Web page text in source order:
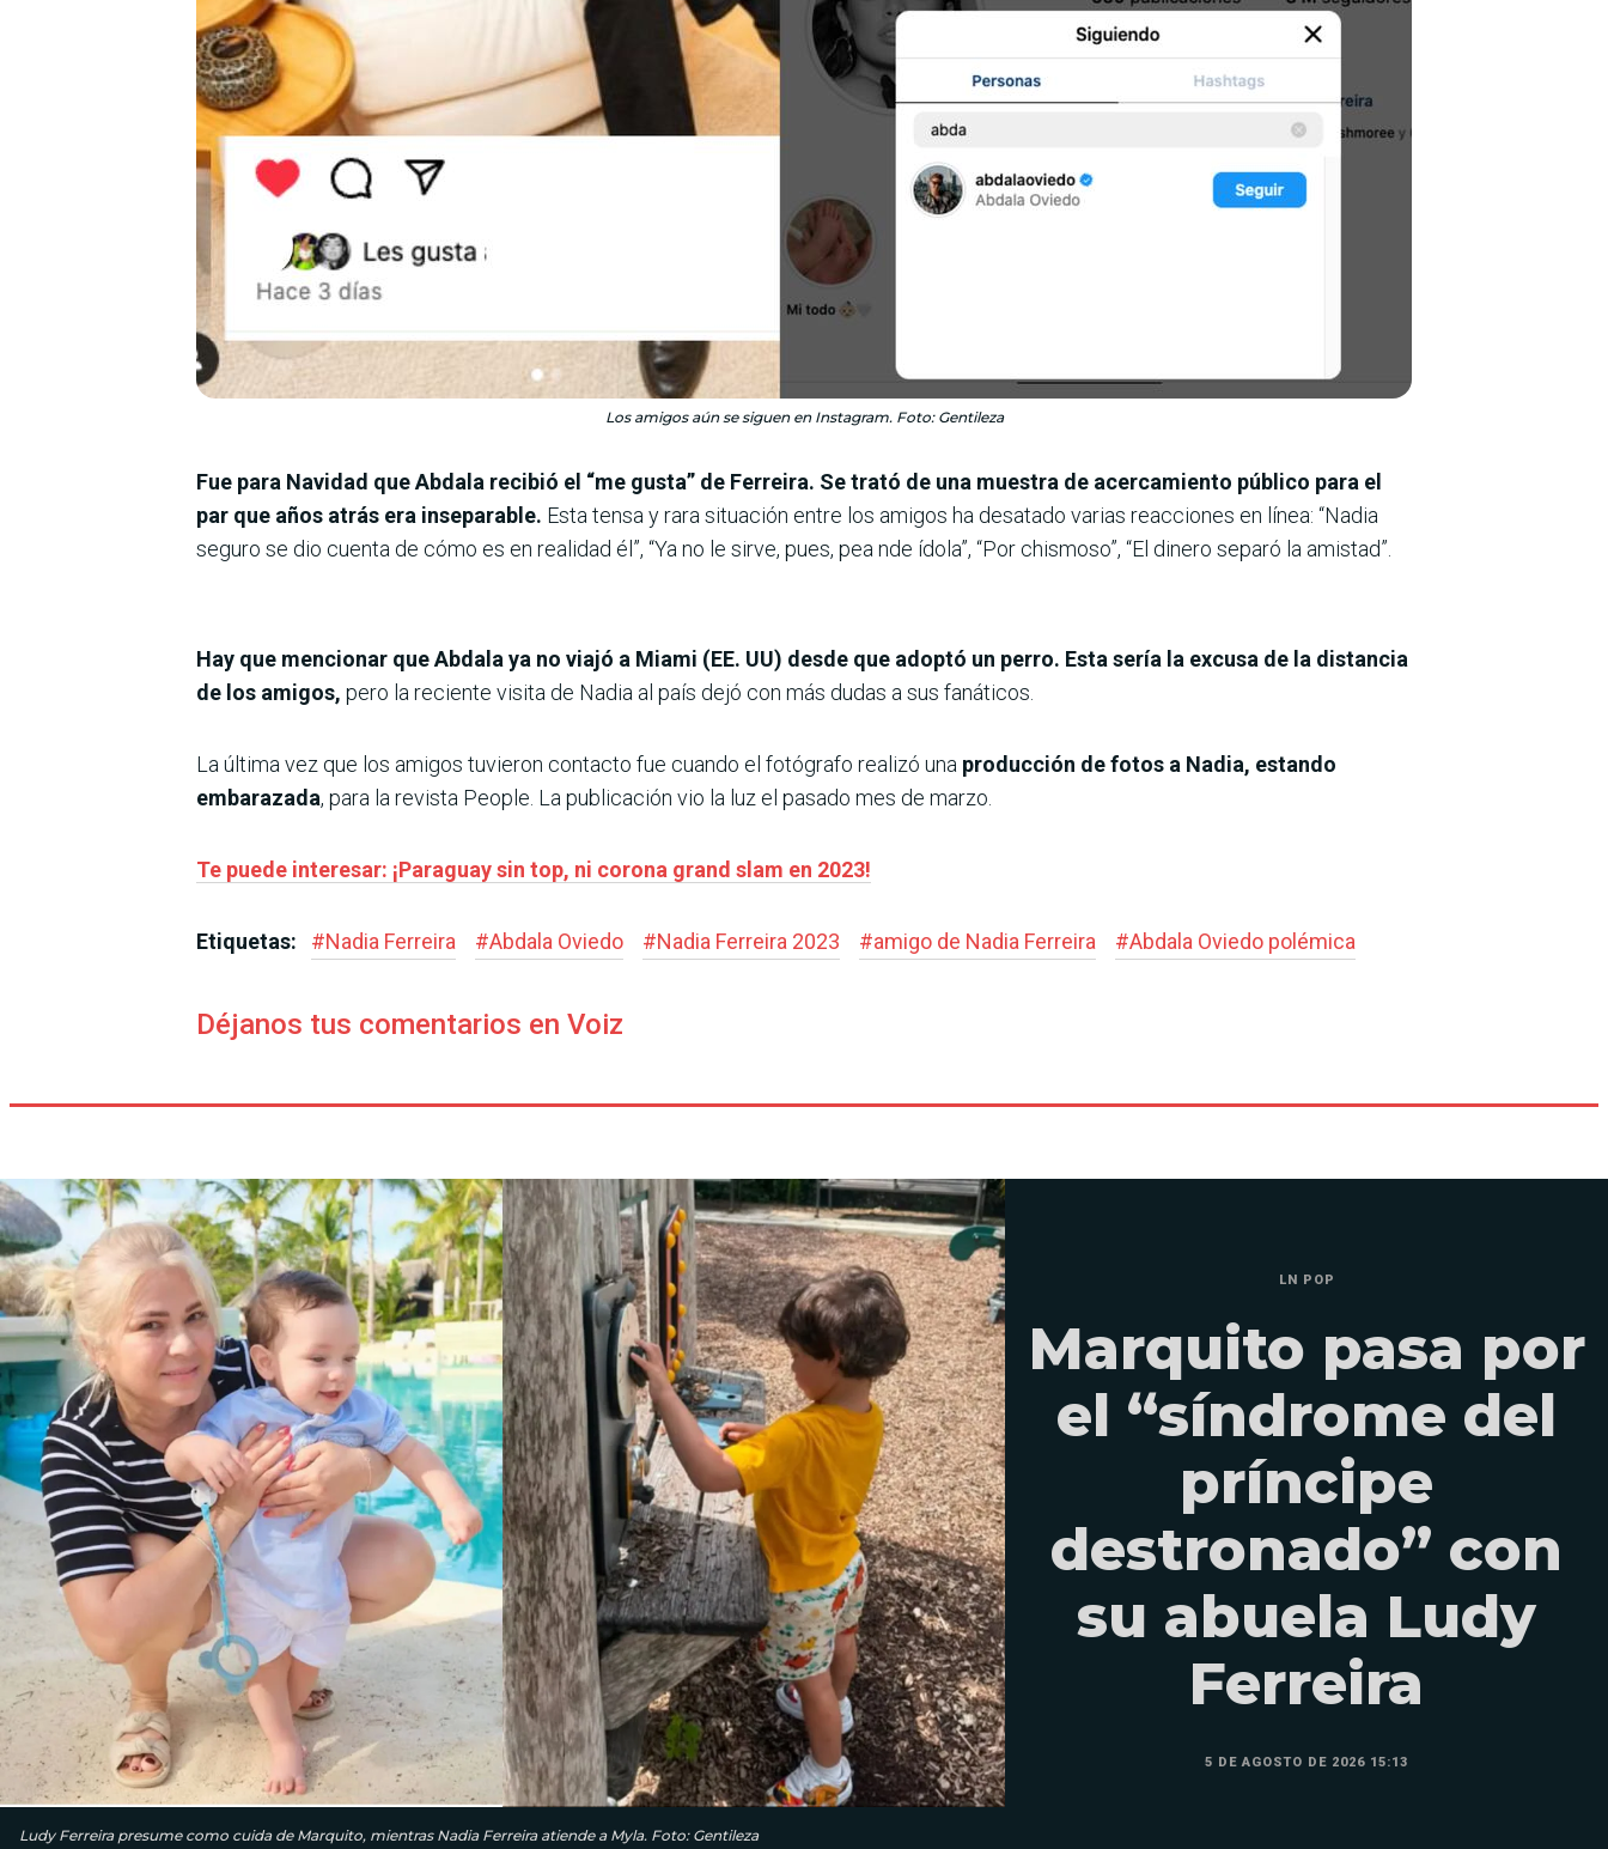
Los amigos aún se siguen en Instagram. Foto: Gentileza
Fue para Navidad que Abdala recibió el “me gusta” de Ferreira. Se trató de una muestra de acercamiento público para el
par que años atrás era inseparable. Esta tensa y rara situación entre los amigos ha desatado varias reacciones en línea: “Nadia
seguro se dio cuenta de cómo es en realidad él”, “Ya no le sirve, pues, pea nde ídola”, “Por chismoso”, “El dinero separó la amistad”.
Hay que mencionar que Abdala ya no viajó a Miami (EE. UU) desde que adoptó un perro. Esta sería la excusa de la distancia
de los amigos, pero la reciente visita de Nadia al país dejó con más dudas a sus fanáticos.
La última vez que los amigos tuvieron contacto fue cuando el fotógrafo realizó una producción de fotos a Nadia, estando
embarazada, para la revista People. La publicación vio la luz el pasado mes de marzo.
Te puede interesar: ¡Paraguay sin top, ni corona grand slam en 2023!
Etiquetas: #Nadia Ferreira #Abdala Oviedo #Nadia Ferreira 2023 #amigo de Nadia Ferreira #Abdala Oviedo polémica
Déjanos tus comentarios en Voiz
Ludy Ferreira presume como cuida de Marquito, mientras Nadia Ferreira atiende a Myla. Foto: Gentileza
LN POP
Marquito pasa por
el “síndrome del
príncipe
destronado” con
su abuela Ludy
Ferreira
5 DE AGOSTO DE 2026 15:13